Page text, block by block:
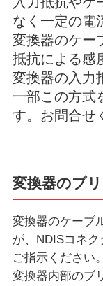
なく一定の電
変換器のケー
抵抗による感
変換器の入力
一部この方式
す。お問合せ
変換器のブ
変換器のケーブ
が、NDISコネ
ご指示ください。
変換器内部のブ